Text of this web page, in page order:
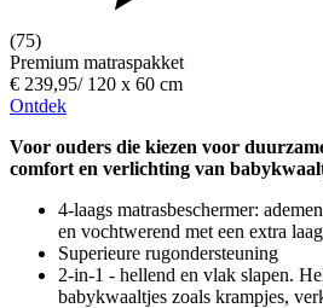
(75)
Premium matraspakket
€ 239,95/ 120 x 60 cm
Ontdek
Voor ouders die kiezen voor
comfort en verlichting van
4-laags matrasbeschermer:
en vochtwerend met een extra
Superieure rugondersteuning
2-in-1 - hellend en vlak slapen.
babykwaaltjes zoals krampjes,